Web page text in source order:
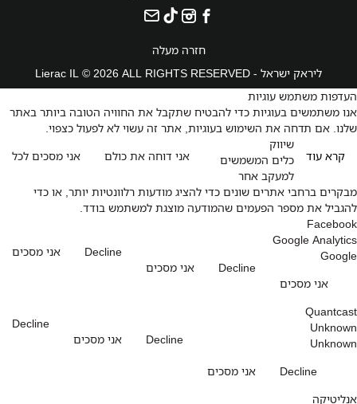
חזרה מעלה
ליראק ישראל - Lierac IL © 2026 ALL RIGHTS RESERVED
העדפות משתמש עוגיות
אנו משתמשים בעוגיות כדי להבטיח שתקבל את החוויה הטובה ביותר באתר
שלנו. אם תדחה את השימוש בעוגיות, אתר זה עשוי לא לפעול כצפוי.
אני מסכים לכל
אני דוחה את כולם קרא עוד
שיווק
כלים המשמשים
למעקב אחר
מבקרים ברחבי אתרים שונים כדי להציג מודעות רלוונטיות יותר, או כדי
להגביל את מספר הפעמים שהמודעה מוצגת למשתמש בודד.
Facebook
אני מסכים
Decline
Google Analytics
אני מסכים
Decline
Google
אני מסכים
Decline
Quantcast
אני מסכים
Decline
Unknown
Unknown
אני מסכים
Decline
אנליטיקה